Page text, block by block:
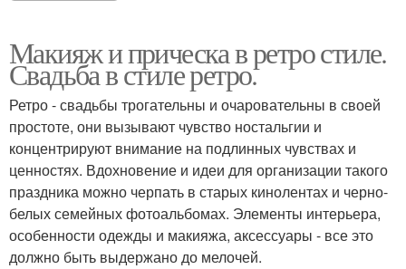
Макияж и прическа в ретро стиле.
Свадьба в стиле ретро.
Ретро - свадьбы трогательны и очаровательны в своей
простоте, они вызывают чувство ностальгии и
концентрируют внимание на подлинных чувствах и
ценностях. Вдохновение и идеи для организации такого
праздника можно черпать в старых кинолентах и черно-
белых семейных фотоальбомах. Элементы интерьера,
особенности одежды и макияжа, аксессуары - все это
должно быть выдержано до мелочей.